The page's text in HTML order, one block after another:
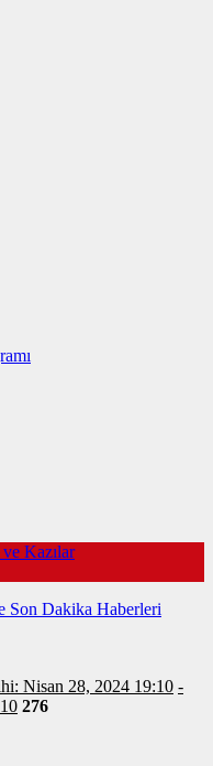
Kazılar
Son Dakika Haberleri
Nisan 28, 2024 19:10 -
276